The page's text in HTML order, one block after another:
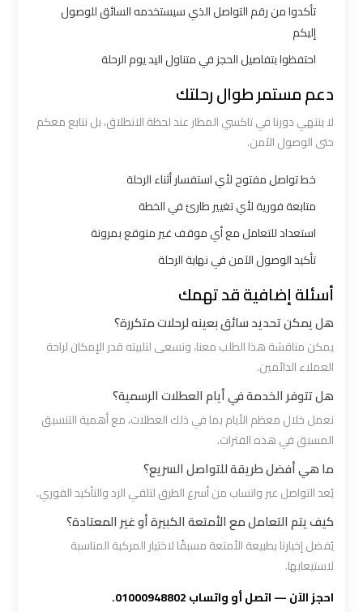
تأكدوا من رقم التواصل الذي سيستخدمه السائق للوصول
إليكم
احتفظوا بتفاصيل الحجز في متناول اليد يوم الرحلة
دعم مستمر طوال رحلتك
لا ينتهي دورنا في تاكسي المطار عند لحظة الانطلاق، بل نتابع معكم
حتى الوصول الآمن.
خط تواصل مفتوح لأي استفسار أثناء الرحلة
متابعة فورية لأي تغيير طارئ في الخطة
استعداد للتعامل مع أي موقف غير متوقع بمرونة
تأكيد الوصول الآمن في نهاية الرحلة
أسئلة إضافية قد تهمك
هل يمكن تحديد سائق بعينه لرحلات متكررة؟
يمكن مناقشة هذا الطلب معنا، ونسعى لتلبيته قدر الإمكان لراحة
العملاء الدائمين.
هل تتوفر الخدمة في أيام العطلات الرسمية؟
نعمل خلال معظم الأيام بما في ذلك العطلات، مع أهمية التنسيق
المسبق في هذه الفترات.
ما هي أفضل طريقة للتواصل السريع؟
يُعد التواصل عبر واتساب من أسرع الطرق لتلقي الرد والتأكيد الفوري.
كيف يتم التعامل مع الأمتعة الكبيرة أو غير المعتادة؟
يُفضل إخبارنا بطبيعة الأمتعة مسبقًا لاختيار المركبة المناسبة
لاستيعابها.
احجز الآن — اتصل أو واتساب 01000948802.
الشمالي
خدمات
ليموزين
والإسكندرية
شركات
توصيل
العرب
ليموزين
العرب
العجمي
ليموزين